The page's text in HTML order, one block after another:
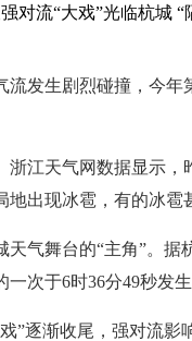
对流“大戏”光临杭城
流发生剧烈碰撞，今
浙江天气网数据显示
出现冰雹，有的冰雹
气舞台的“主角”。
次于6时36分49秒发
”逐渐收尾，强对流影